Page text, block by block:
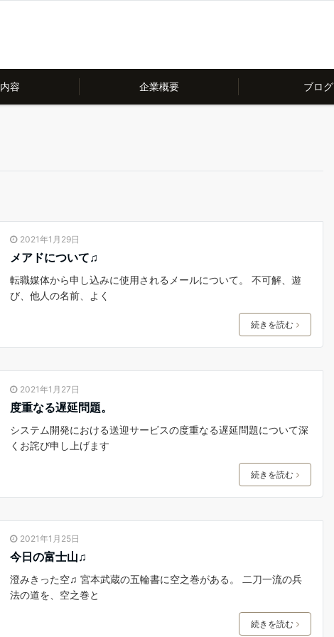
容 企業概要 ブログ
2021年1月29日
メアドについて♫
転職媒体から申し込みに使用されるメールについて。 不可解、遊
び、他人の名前、よく
続きを読む
2021年1月27日
度重なる遅延問題。
システム開発における送迎サービスの度重なる遅延問題について深
くお詫び申し上げます
続きを読む
2021年1月25日
今日の富士山♫
澄みきった空♫ 宮本武蔵の五輪書に空之巻がある。 二刀一流の兵
法の道を、空之巻と
続きを読む